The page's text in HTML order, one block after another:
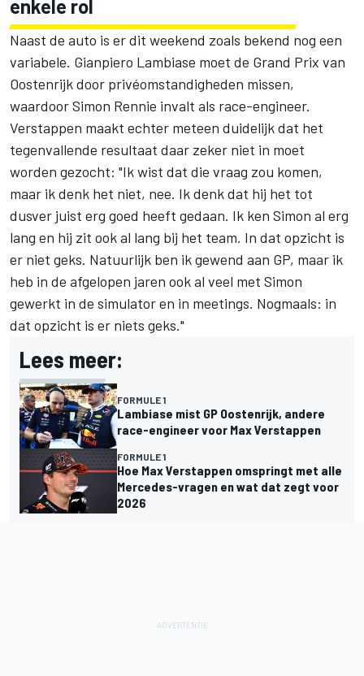
enkele rol
Naast de auto is er dit weekend zoals bekend nog een
variabele. Gianpiero Lambiase moet de Grand Prix van
Oostenrijk door privéomstandigheden missen,
waardoor Simon Rennie invalt als race-engineer.
Verstappen maakt echter meteen duidelijk dat het
tegenvallende resultaat daar zeker niet in moet
worden gezocht: "Ik wist dat die vraag zou komen,
maar ik denk het niet, nee. Ik denk dat hij het tot
dusver juist erg goed heeft gedaan. Ik ken Simon al erg
lang en hij zit ook al lang bij het team. In dat opzicht is
er niet geks. Natuurlijk ben ik gewend aan GP, maar ik
heb in de afgelopen jaren ook al veel met Simon
gewerkt in de simulator en in meetings. Nogmaals: in
dat opzicht is er niets geks."
Lees meer:
FORMULE 1
Lambiase mist GP Oostenrijk, andere
race-engineer voor Max Verstappen
FORMULE 1
Hoe Max Verstappen omspringt met alle
Mercedes-vragen en wat dat zegt voor
2026